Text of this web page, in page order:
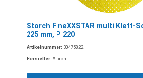
Storch FineXXSTAR multi Klett-
225 mm, P 220
Artikelnummer: 30475822
Hersteller: Storch